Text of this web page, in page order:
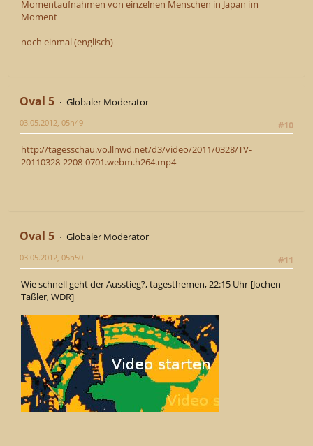
Momentaufnahmen von einzelnen Menschen in Japan im
Moment
noch einmal (englisch)
Oval 5
Globaler Moderator
#10
03.05.2012, 05h49
http://tagesschau.vo.llnwd.net/d3/video/2011/0328/TV-
20110328-2208-0701.webm.h264.mp4
Oval 5
Globaler Moderator
#11
03.05.2012, 05h50
Wie schnell geht der Ausstieg?, tagesthemen, 22:15 Uhr [Jochen
Taßler, WDR]